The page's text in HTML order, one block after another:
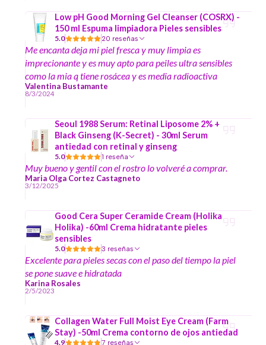
primera impresión del producto es que hidrata mucho, se
absorbe muy bien. Necesito mas tiempo para poder decir
mas.
Low pH Good Morning Gel Cleanser (COSRX) -
150 ml Espuma limpiadora Pieles sensibles
5.0 20 reseñas
Me encanta deja mi piel fresca y muy limpia es
imprecionante y es muy apto para peiles ultra sensibles
como la mia q tiene rosácea y es media radioactiva
Valentina Bustamante
8/3/2024
Seoul 1988 Serum: Retinal Liposome 2% +
Black Ginseng (K-Secret) - 30ml Serum
antiedad con retinal y ginseng
5.0 1 reseña
Muy bueno y gentil con el rostro lo volveré a comprar.
Maria Olga Cortez Castagneto
3/12/2025
Good Cera Super Ceramide Cream (Holika
Holika) -60ml Crema hidratante pieles
sensibles
5.0 3 reseñas
Excelente para pieles secas con el paso del tiempo la piel
se pone suave e hidratada
Karina Rosales
2/5/2023
Collagen Water Full Moist Eye Cream (Farm
Stay) -50ml Crema contorno de ojos antiedad
4.9 7 reseñas